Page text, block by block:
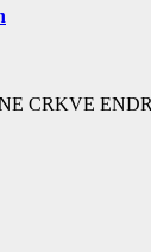
CRKVE